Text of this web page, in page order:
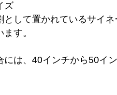
ズ
して置かれているサイ
す。
は、40インチから50イ